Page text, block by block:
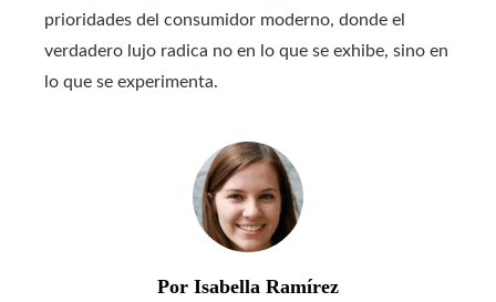
prioridades del consumidor moderno, donde el
verdadero lujo radica no en lo que se exhibe, sino en
lo que se experimenta.
Por Isabella Ramírez